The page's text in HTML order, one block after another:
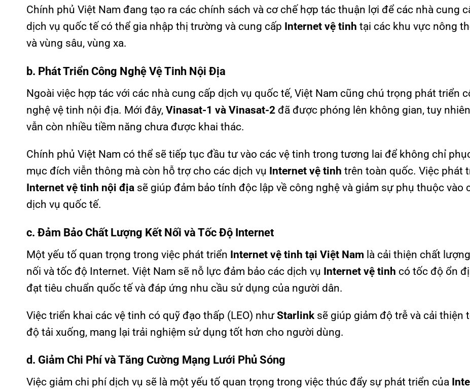
Chính phủ Việt Nam đang tạo ra các chính sách và cơ chế hợp tác thuận lợi để các nhà cung
dịch vụ quốc tế có thể gia nhập thị trường và cung cấp Internet vệ tinh tại các khu vực nông
và vùng sâu, vùng xa.
b. Phát Triển Công Nghệ Vệ Tinh Nội Địa
Ngoài việc hợp tác với các nhà cung cấp dịch vụ quốc tế, Việt Nam cũng chú trọng phát triển
nghệ vệ tinh nội địa. Mới đây, Vinasat-1 và Vinasat-2 đã được phóng lên không gian, tuy
vẫn còn nhiều tiềm năng chưa được khai thác.
Chính phủ Việt Nam có thể sẽ tiếp tục đầu tư vào các vệ tinh trong tương lai để không chỉ
mục đích viễn thông mà còn hỗ trợ cho các dịch vụ Internet vệ tinh trên toàn quốc. Việc phát
Internet vệ tinh nội địa sẽ giúp đảm bảo tính độc lập về công nghệ và giảm sự phụ thuộc vào
dịch vụ quốc tế.
c. Đảm Bảo Chất Lượng Kết Nối và Tốc Độ Internet
Một yếu tố quan trọng trong việc phát triển Internet vệ tinh tại Việt Nam là cải thiện chất
nối và tốc độ Internet. Việt Nam sẽ nỗ lực đảm bảo các dịch vụ Internet vệ tinh có tốc độ ổn
đạt tiêu chuẩn quốc tế và đáp ứng nhu cầu sử dụng của người dân.
Việc triển khai các vệ tinh có quỹ đạo thấp (LEO) nhưStarlink sẽ giúp giảm độ trễ và cải thiện
độ tải xuống, mang lại trải nghiệm sử dụng tốt hơn cho người dùng.
d. Giảm Chi Phí và Tăng Cường Mạng Lưới Phủ Sóng
Việc giảm chi phí dịch vụ sẽ là một yếu tố quan trọng trong việc thúc đẩy sự phát triển của